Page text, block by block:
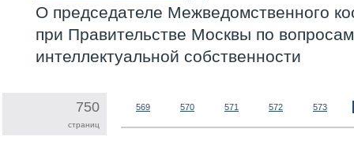
О председателе Межведомственного
при Правительстве Москвы по
интеллектуальной собственности
750
страниц
569 570 571 572 573